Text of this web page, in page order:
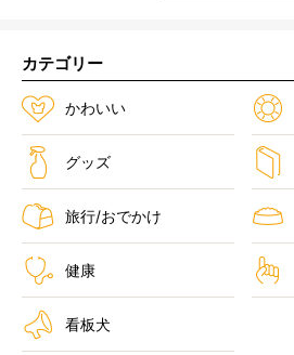
カテゴリー
かわいい
グッズ
旅行/おでかけ
健康
看板犬